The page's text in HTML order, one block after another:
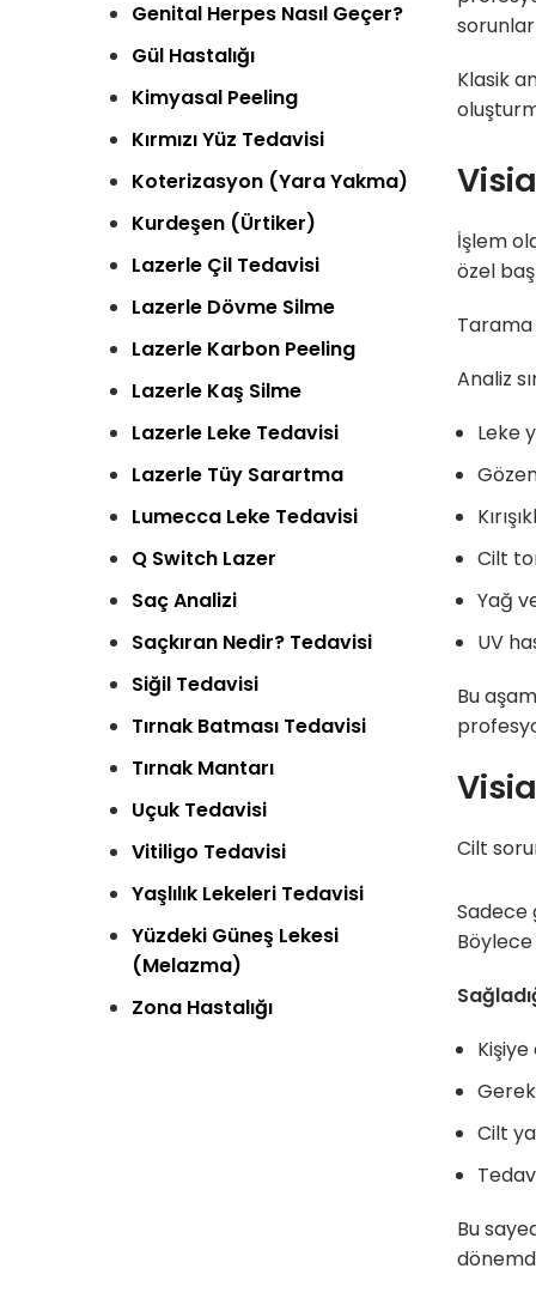
Klasik
İşlem
özel
Analiz
Leke
Cilt
Yağ
UV
Bu
Cilt
Sadece
Cilt
Bu
Genital Herpes Nasıl Geçer?
Gül Hastalığı
Kimyasal Peeling
Kırmızı Yüz Tedavisi
Koterizasyon (Yara Yakma)
Kurdeşen (Ürtiker)
Lazerle Çil Tedavisi
Lazerle Dövme Silme
Lazerle Karbon Peeling
Lazerle Kaş Silme
Lazerle Leke Tedavisi
Lazerle Tüy Sarartma
Lumecca Leke Tedavisi
Q Switch Lazer
Saç Analizi
Saçkıran Nedir? Tedavisi
Siğil Tedavisi
Tırnak Batması Tedavisi
Tırnak Mantarı
Uçuk Tedavisi
Vitiligo Tedavisi
Yaşlılık Lekeleri Tedavisi
Yüzdeki Güneş Lekesi
(Melazma)
Zona Hastalığı